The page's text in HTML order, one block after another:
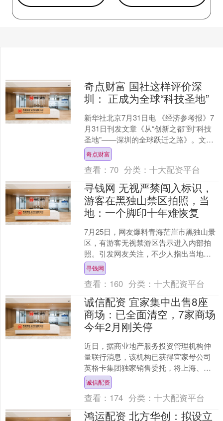
奇点财富 国社这样评价深
圳： 正成为全球“科技圣地”
新华社北京7月31日电 《经济参考报》7
月31日刊发文章《从“创新之都”到“科技
圣地”——深圳的全球跃迁之路》。文章
称，比亚迪在巴西纯电动乘用车市占率
达到72%....
奇点财富
查看：70 分类：十大配资平台
寻钱网 无视严禁闯入标识，
游客在黑独山禁区拍照，当
地：一个脚印十年难恢复
7月25日，网友爆料青海茫崖市黑独山景
区，有游客无视禁游区告示进入内部拍
照。引发网友关注，不少人指出当地生
态环境脆弱，如果都擅自进入，恐会给
当地生态环境带来更大....
寻钱网
查看： 160 分类：十大配资平台
诚信配资 宜家集中出售8座
商场：已全面清空，7家商场
今年2月刚关停
近日，据商业地产服务投资管理机构仲
量联行消息，该机构已获得宜家母公司
英格卡集团独家销售委托，将上海、广
州、天津、哈尔滨、南通、徐州、贵
阳、宁波八座城市的宜家自持....
诚信配资
查看： 174 分类：十大配资平台
鸿运配资 北方华创：拟设立